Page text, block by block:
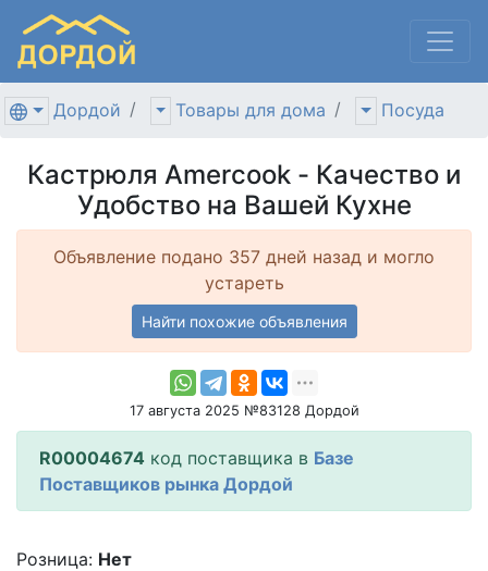
Дордой Товары для дома Посуда
Кастрюля Amercook - Качество и
Удобство на Вашей Кухне
Объявление подано 357 дней назад и могло
устареть
Найти похожие объявления
17 августа 2025 №83128 Дордой
R00004674 код поставщика в Базе
Поставщиков рынка Дордой
Розница: Нет